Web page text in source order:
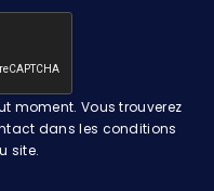
moment. Vous trouverez
dans les conditions
site.